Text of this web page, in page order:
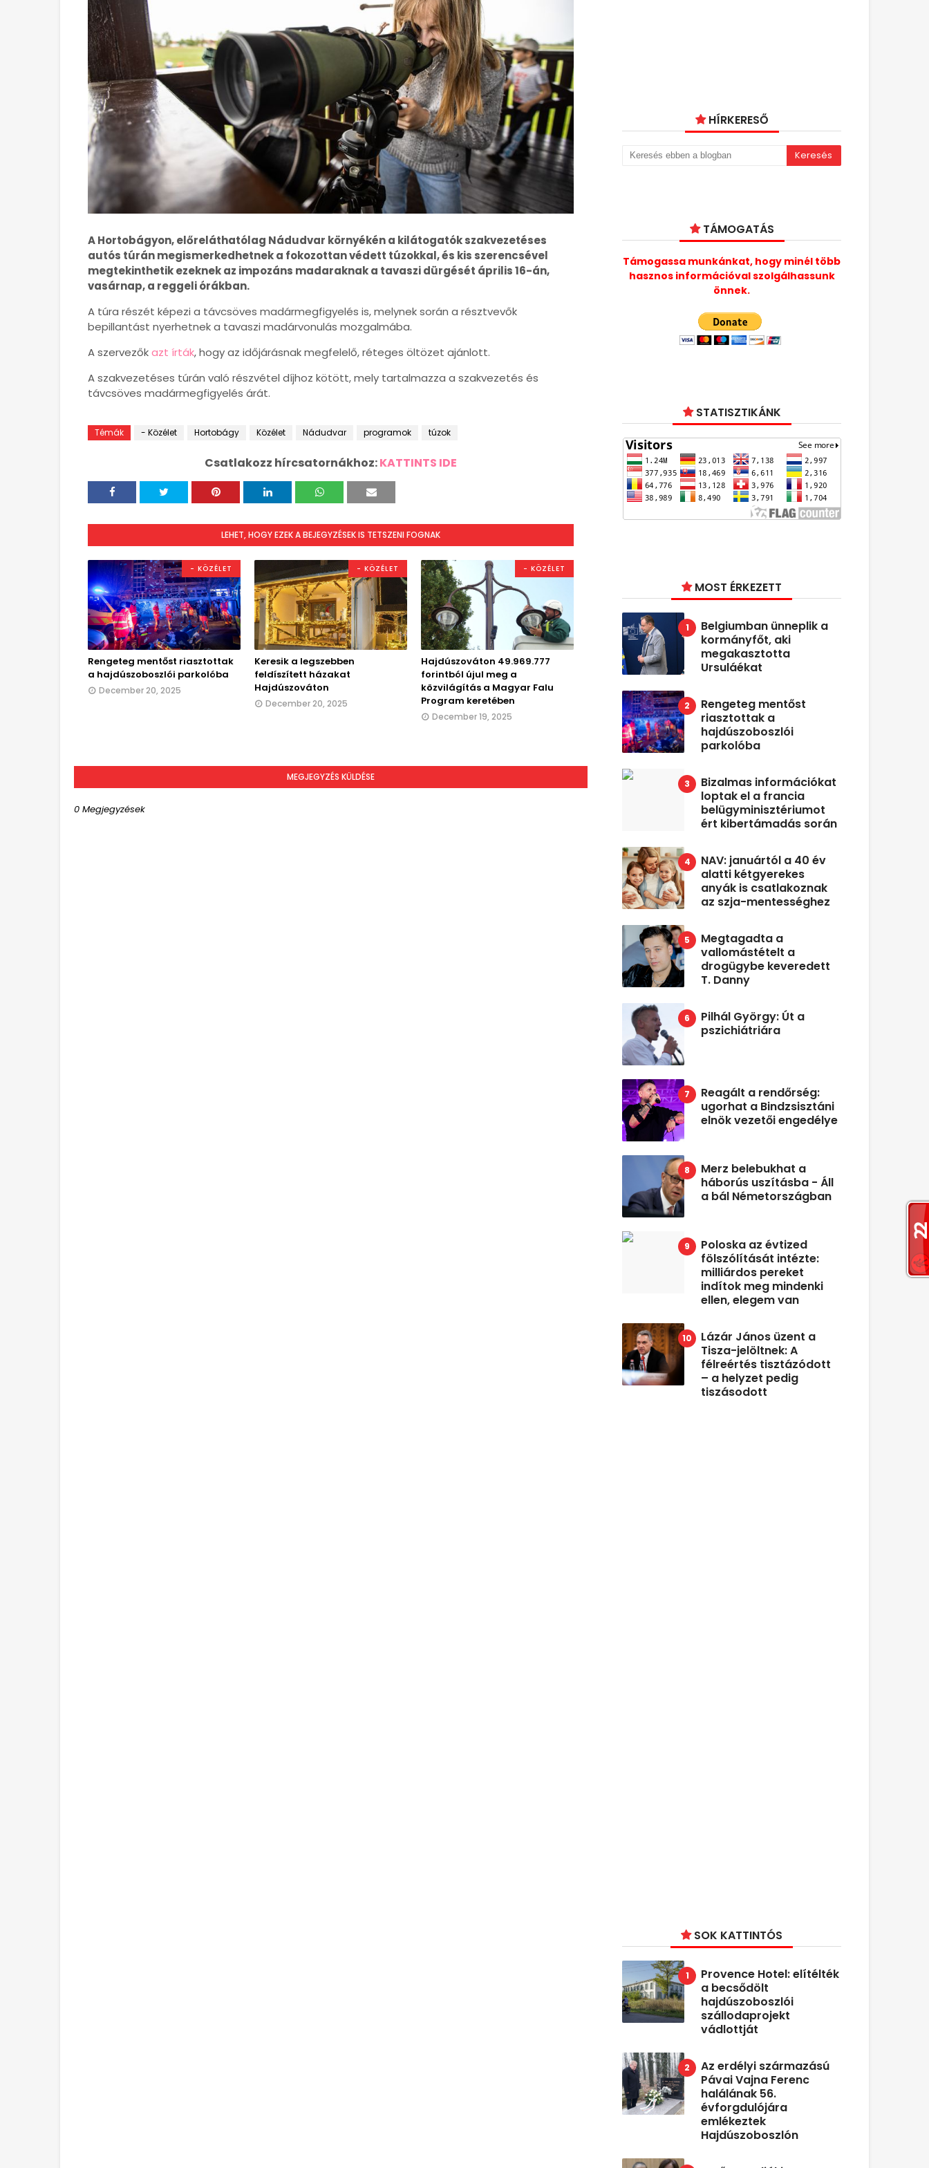
A Hortobágyon, előreláthatólag Nádudvar környékén a kilátogatók szakvezetéses
autós túrán megismerkedhetnek a fokozottan védett túzokkal, és kis szerencsével
megtekinthetik ezeknek az impozáns madaraknak a tavaszi dürgését április 16-án,
vasárnap, a reggeli órákban.
A túra részét képezi a távcsöves madármegfigyelés is, melynek során a résztvevők
bepillantást nyerhetnek a tavaszi madárvonulás mozgalmába.
A szervezőkazt írták, hogy az időjárásnak megfelelő, réteges öltözet ajánlott.
A szakvezetéses túrán való részvétel díjhoz kötött, mely tartalmazza a szakvezetés és
távcsöves madármegfigyelés árát.
Témák - Közélet Hortobágy Közélet Nádudvar programok túzok
Csatlakozz hírcsatornákhoz:KATTINTS IDE
LEHET, HOGY EZEK A BEJEGYZÉSEK IS TETSZENI FOGNAK
- KÖZÉLET
Rengeteg mentőst riasztottak
a hajdúszoboszlói parkolóba
December 20, 2025
- KÖZÉLET
Keresik a legszebben
feldíszített házakat
Hajdúszováton
December 20, 2025
- KÖZÉLET
Hajdúszováton 49.969.777
forintból újul meg a
közvilágítás a Magyar Falu
Program keretében
December 19, 2025
MEGJEGYZÉS KÜLDÉSE
0 Megjegyzések
HÍRKERESŐ
TÁMOGATÁS
Támogassa munkánkat, hogy minél több
hasznos információval szolgálhassunk
önnek.
STATISZTIKÁNK
MOST ÉRKEZETT
Belgiumban ünneplik a
kormányfőt, aki
megakasztotta
Ursuláékat
Rengeteg mentőst
riasztottak a
hajdúszoboszlói
parkolóba
Bizalmas információkat
loptak el a francia
belügyminisztériumot
ért kibertámadás során
NAV: januártól a 40 év
alatti kétgyerekes
anyák is csatlakoznak
az szja-mentességhez
Megtagadta a
vallomástételt a
drogügybe keveredett
T. Danny
Pilhál György: Út a
pszichiátriára
Reagált a rendőrség:
ugorhat a Bindzsisztáni
elnök vezetői engedélye
Merz belebukhat a
háborús uszításba - Áll
a bál Németországban
Poloska az évtized
fölszólítását intézte:
milliárdos pereket
indítok meg mindenki
ellen, elegem van
Lázár János üzent a
Tisza-jelöltnek: A
félreértés tisztázódott
– a helyzet pedig
tiszásodott
SOK KATTINTÓS
Provence Hotel: elítélték
a becsődölt
hajdúszoboszlói
szállodaprojekt
vádlottját
Az erdélyi származású
Pávai Vajna Ferenc
halálának 56.
évforgdulójára
emlékeztek
Hajdúszoboszlón